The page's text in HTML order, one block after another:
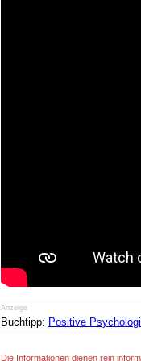
Anzeige
Buchtipp: Positive
Die Informationen dienen rein